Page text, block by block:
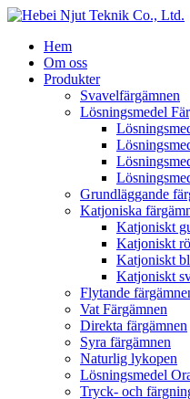
Hem
Om oss
Produkter
Svavelfärgämnen
Lösningsmedel
Grundläggande
Katjoniska
Katjoniskt
Katjoniskt
Katjoniskt
Katjoniskt
Flytande
Vat Färgämnen
Direkta färgämnen
Syra färgämnen
Naturlig lykopen
Lösningsmedel
Tryck- och